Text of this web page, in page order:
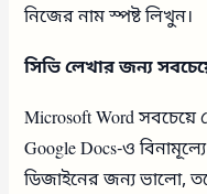
নিজের নাম স্পষ্ট লিখুন।
সিভি লেখার জন্য
Microsoft Word সবচেয়ে
Google Docs-ও
ডিজাইনের জন্য ভালো,